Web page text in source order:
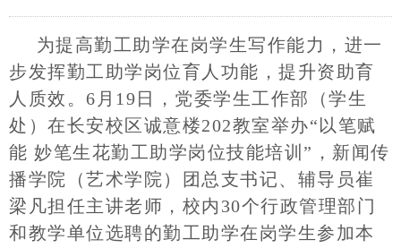
为提高勤工助学在岗学生写作能力，进一
步发挥勤工助学岗位育人功能，提升资助育
人质效。6月19日，党委学生工作部（学生
处）在长安校区诚意楼202教室举办“ 以笔赋
能 妙笔生花勤工助学岗位技能培训 ”，新闻传
播学院（艺术学院）团总支书记、辅导员崔
梁凡担任主讲老师，校内30个行政管理部门
和教学单位选聘的勤工助学在岗学生参加本